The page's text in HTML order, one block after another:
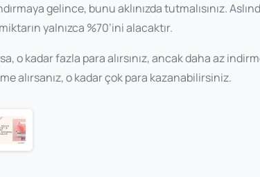
gelince, bunu aklınızda tutmalısınız.
yalnızca %70’ini alacaktır.
o kadar fazla para alırsınız, ancak daha az
alırsanız, o kadar çok para kazanabilirsiniz.